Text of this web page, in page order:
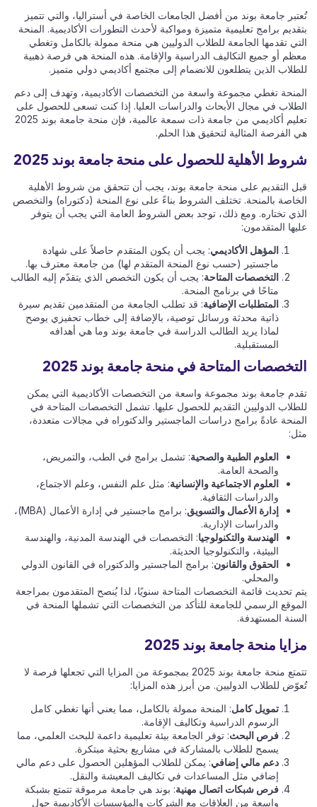
تُعتبر جامعة بوند من أفضل الجامعات الخاصة في أستراليا، والتي تتميز
بتقديم برامج تعليمية متميزة ومواكبة لأحدث التطورات الأكاديمية. المنحة
التي تقدمها الجامعة للطلاب الدوليين هي منحة ممولة بالكامل وتغطي
معظم أو جميع التكاليف الدراسية والإقامة. هذه المنحة هي فرصة ذهبية
للطلاب الذين يتطلعون للانضمام إلى مجتمع أكاديمي دولي متميز.
المنحة تغطي مجموعة واسعة من التخصصات الأكاديمية، وتهدف إلى دعم
الطلاب في مجال الأبحاث والدراسات العليا. إذا كنت تسعى للحصول على
تعليم أكاديمي من جامعة ذات سمعة عالمية، فإن منحة جامعة بوند 2025
هي الفرصة المثالية لتحقيق هذا الحلم.
شروط الأهلية للحصول على منحة جامعة بوند 2025
قبل التقديم على منحة جامعة بوند، يجب أن تتحقق من شروط الأهلية
الخاصة بالمنحة. تختلف الشروط بناءً على نوع المنحة (دكتوراه) والتخصص
الذي تختاره. ومع ذلك، توجد بعض الشروط العامة التي يجب أن يتوفر
عليها المتقدمون:
المؤهل الأكاديمي: يجب أن يكون المتقدم حاصلاً على شهادة
ماجستير (حسب نوع المنحة المتقدم لها) من جامعة معترف بها.
التخصصات المتاحة: يجب أن يكون التخصص الذي يتقدّم إليه الطالب
متاحًا في برنامج المنحة.
المتطلبات الإضافية: قد تطلب الجامعة من المتقدمين تقديم سيرة
ذاتية محدثة ورسائل توصية، بالإضافة إلى خطاب تحفيزي يوضح
لماذا يريد الطالب الدراسة في جامعة بوند وما هي أهدافه
المستقبلية.
التخصصات المتاحة في منحة جامعة بوند 2025
تقدم جامعة بوند مجموعة واسعة من التخصصات الأكاديمية التي يمكن
للطلاب الدوليين التقديم للحصول عليها. تشمل التخصصات المتاحة في
المنحة عادةً برامج دراسات الماجستير والدكتوراه في مجالات متعددة،
مثل:
العلوم الطبية والصحية: تشمل برامج في الطب، والتمريض،
والصحة العامة.
العلوم الاجتماعية والإنسانية: مثل علم النفس، وعلم الاجتماع،
والدراسات الثقافية.
إدارة الأعمال والتسويق
: برامج ماجستير في إدارة الأعمال (MBA)،
والدراسات الإدارية.
الهندسة والتكنولوجيا: التخصصات في الهندسة المدنية، والهندسة
البيئية، والتكنولوجيا الحديثة.
الحقوق والقانون: برامج الماجستير والدكتوراه في القانون الدولي
والمحلي.
يتم تحديث قائمة التخصصات المتاحة سنويًا، لذا يُنصح المتقدمون بمراجعة
الموقع الرسمي للجامعة للتأكد من التخصصات التي تشملها المنحة في
السنة المستهدفة.
مزايا منحة جامعة بوند 2025
تتمتع منحة جامعة بوند 2025 بمجموعة من المزايا التي تجعلها فرصة لا
تُعوّض للطلاب الدوليين. من أبرز هذه المزايا:
تمويل كامل: المنحة ممولة بالكامل، مما يعني أنها تغطي كامل
الرسوم الدراسية وتكاليف الإقامة.
فرص البحث: توفر الجامعة بيئة تعليمية داعمة للبحث العلمي، مما
يسمح للطلاب بالمشاركة في مشاريع بحثية مبتكرة.
دعم مالي إضافي: يمكن للطلاب المؤهلين الحصول على دعم مالي
إضافي مثل المساعدات في تكاليف المعيشة والنقل.
فرص شبكات اتصال مهنية: بوند هي جامعة مرموقة تتمتع بشبكة
واسعة من العلاقات مع الشركات والمؤسسات الأكاديمية حول